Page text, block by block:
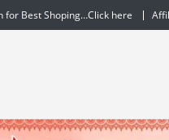
for Best Shoping…Click here